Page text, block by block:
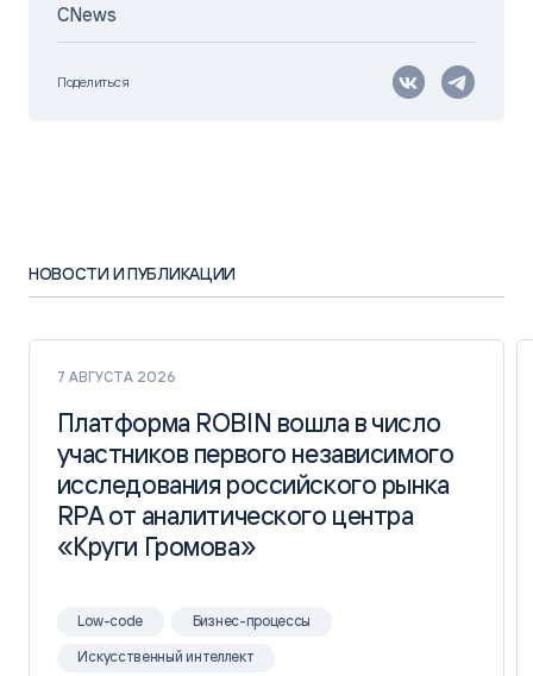
CNews
Поделиться
НОВОСТИ И ПУБЛИКАЦИИ
7 АВГУСТА 2026
Платформа ROBIN вошла в число
участников первого независимого
исследования российского рынка
RPA от аналитического центра
«Круги Громова»
Платформа ROBIN вошла в число
участников первого независимого
исследования российского рынка
RPA от аналитического центра
«Круги Громова»
Low-code Бизнес-процессы
Искусственный интеллект